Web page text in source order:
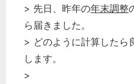
> 先日、昨年の年末調整
ら届きました。
> どのように計算したら
します。
>